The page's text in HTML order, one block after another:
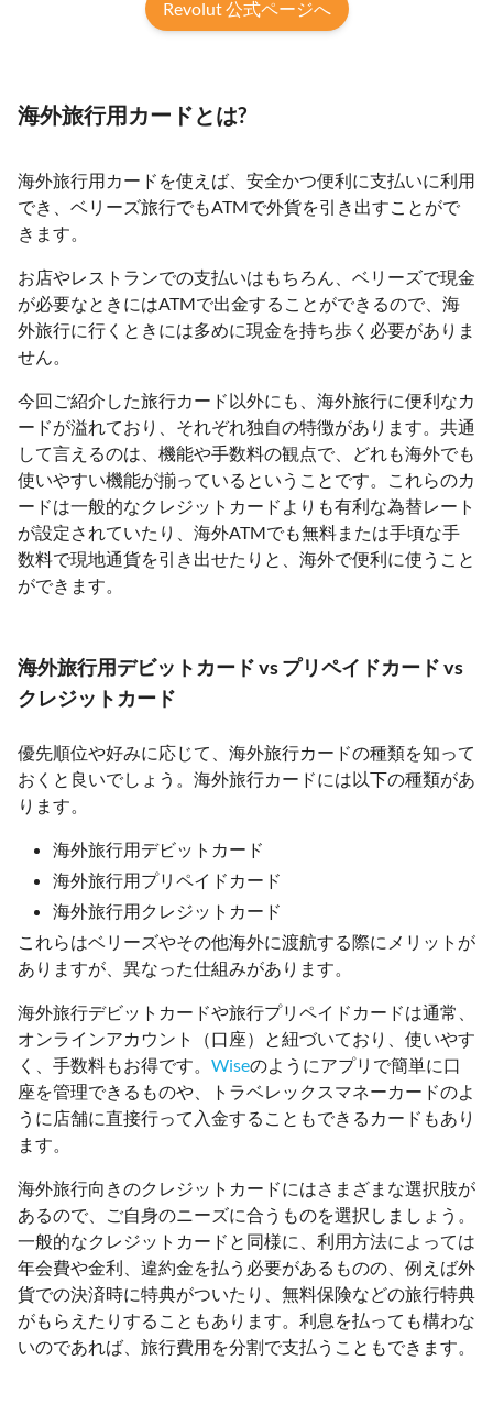
Revolut 公式ページへ
海外旅行用カードとは?
海外旅行用カードを使えば、安全かつ便利に支払いに利用
でき、ベリーズ旅行でもATMで外貨を引き出すことがで
きます。
お店やレストランでの支払いはもちろん、ベリーズで現金
が必要なときにはATMで出金することができるので、海
外旅行に行くときには多めに現金を持ち歩く必要がありま
せん。
今回ご紹介した旅行カード以外にも、海外旅行に便利なカ
ードが溢れており、それぞれ独自の特徴があります。共通
して言えるのは、機能や手数料の観点で、どれも海外でも
使いやすい機能が揃っているということです。これらのカ
ードは一般的なクレジットカードよりも有利な為替レート
が設定されていたり、海外ATMでも無料または手頃な手
数料で現地通貨を引き出せたりと、海外で便利に使うこと
ができます。
海外旅行用デビットカード vs プリペイドカード vs
クレジットカード
優先順位や好みに応じて、海外旅行カードの種類を知って
おくと良いでしょう。海外旅行カードには以下の種類があ
ります。
海外旅行用デビットカード
海外旅行用プリペイドカード
海外旅行用クレジットカード
これらはベリーズやその他海外に渡航する際にメリットが
ありますが、異なった仕組みがあります。
海外旅行デビットカードや旅行プリペイドカードは通常、
オンラインアカウント（口座）と紐づいており、使いやす
く、手数料もお得です。 Wiseのようにアプリで簡単に口
座を管理できるものや、トラベレックスマネーカードのよ
うに店舗に直接行って入金することもできるカードもあり
ます。
海外旅行向きのクレジットカードにはさまざまな選択肢が
あるので、ご自身のニーズに合うものを選択しましょう。
一般的なクレジットカードと同様に、利用方法によっては
年会費や金利、違約金を払う必要があるものの、例えば外
貨での決済時に特典がついたり、無料保険などの旅行特典
がもらえたりすることもあります。利息を払っても構わな
いのであれば、旅行費用を分割で支払うこともできます。